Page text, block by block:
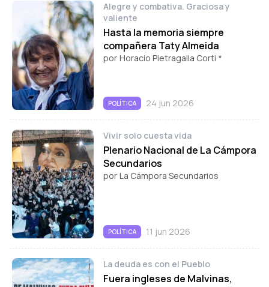
Alegre y combativa. Graciosa y
valiente
Hasta la memoria siempre
compañera Taty Almeida
por Horacio Pietragalla Corti *
POLÍTICA 24 jun 2026
Vivir solo cuesta vida
Plenario Nacional de La Cámpora
Secundarios
por La Cámpora Secundarios
POLÍTICA 11 jun 2026
La deuda es con el Pueblo
Fuera ingleses de Malvinas,